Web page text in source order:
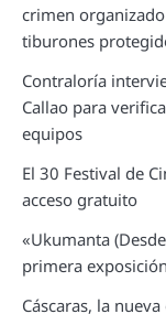
crimen
tiburones
Contraloría
Callao para
equipos
El 30 Festival de
acceso gratuito
«Ukumanta
primera
Cáscaras, la